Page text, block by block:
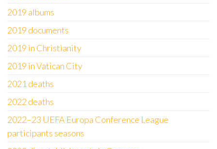
2019 albums
2019 documents
2019 in Christianity
2019 in Vatican City
2021 deaths
2022 deaths
2022–23 UEFA Europa Conference League
participants seasons